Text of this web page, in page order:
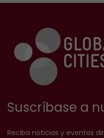
Suscríbase a
Reciba noticias y eventos